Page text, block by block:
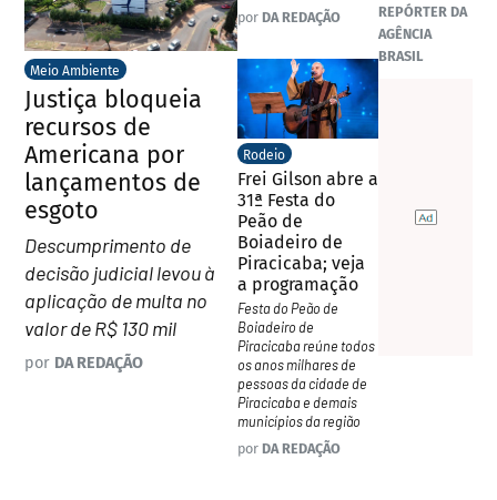
Meio Ambiente
Justiça bloqueia
recursos de
Americana por
lançamentos de
esgoto
Descumprimento de
decisão judicial levou à
aplicação de multa no
valor de R$ 130 mil
por DA REDAÇÃO
por DA REDAÇÃO
Rodeio
Frei Gilson abre a
31ª Festa do
Peão de
Boiadeiro de
Piracicaba; veja
a programação
Festa do Peão de
Boiadeiro de
Piracicaba reúne todos
os anos milhares de
pessoas da cidade de
Piracicaba e demais
municípios da região
por DA REDAÇÃO
REPÓRTER DA
AGÊNCIA
BRASIL